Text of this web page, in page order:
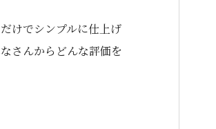
けでシンプルに仕上げ
さんからどんな評価を